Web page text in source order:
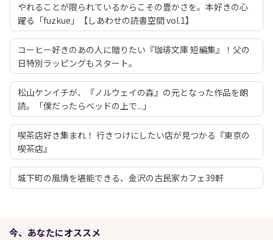
やれることが限られているからこその豊かさを。本好きの心
躍る「fuzkue」【しあわせの読書空間 vol.1】
コーヒー好きのあの人に贈りたい『珈琲文庫 短編集』！父の
日特別ラッピングもスタート。
松山ケンイチが、『ノルウェイの森』の元となった作品を朗
読。「僕だったらベッドの上で...」
喫茶店好き集まれ！ 行きつけにしたい店が見つかる『東京の
喫茶店』
城下町の風情を堪能できる、金沢の古民家カフェ39軒
今、あなたにオススメ